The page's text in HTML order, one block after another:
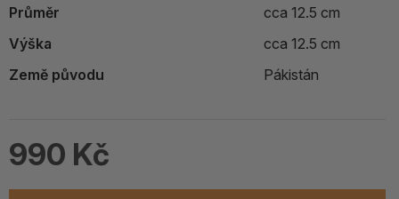
Průměr
cca 12.5 cm
Výška
cca 12.5 cm
Země původu
Pákistán
990 Kč